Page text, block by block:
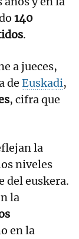
140
.
a jueces,
de Euskadi,
, cifra que
la
niveles
del euskera.
la
en la